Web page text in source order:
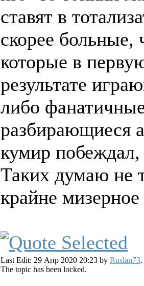
ставят в
скорее
которые в
результате
либо
разбирающиеся
кумир
Таких думаю не
крайне
Last Edit: 29 Апр 2020 20:23 by Ruslan73.
The topic has been locked.